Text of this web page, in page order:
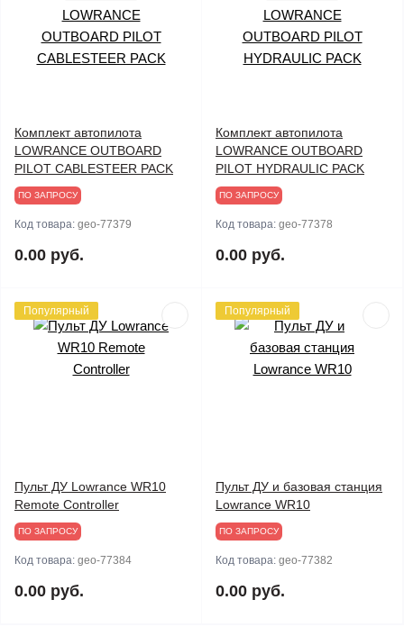
Комплект автопилота
LOWRANCE OUTBOARD
PILOT CABLESTEER PACK
ПО ЗАПРОСУ
Код товара: geo-77379
0.00 руб.
Комплект автопилота
LOWRANCE OUTBOARD
PILOT HYDRAULIC PACK
ПО ЗАПРОСУ
Код товара: geo-77378
0.00 руб.
Популярный
Пульт ДУ Lowrance WR10
Remote Controller
ПО ЗАПРОСУ
Код товара: geo-77384
0.00 руб.
Популярный
Пульт ДУ и базовая станция
Lowrance WR10
ПО ЗАПРОСУ
Код товара: geo-77382
0.00 руб.